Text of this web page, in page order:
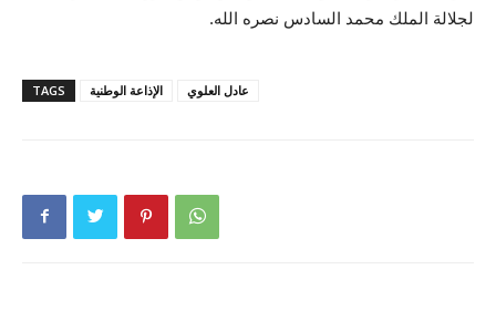
لجلالة الملك محمد السادس نصره الله.
TAGS الإذاعة الوطنية عادل العلوي